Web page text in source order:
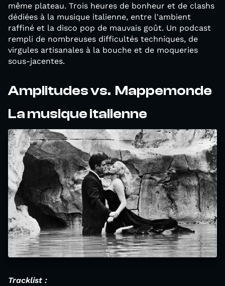
même plateau. Trois heures de bonheur et de clashs
dédiées à la musique italienne, entre l'ambient
raffiné et la disco pop de mauvais goût. Un podcast
rempli de nombreuses difficultés techniques, de
virgules artisanales à la bouche et de moqueries
sous-jacentes.
Amplitudes vs. Mappemonde
La musique italienne
Tracklist :